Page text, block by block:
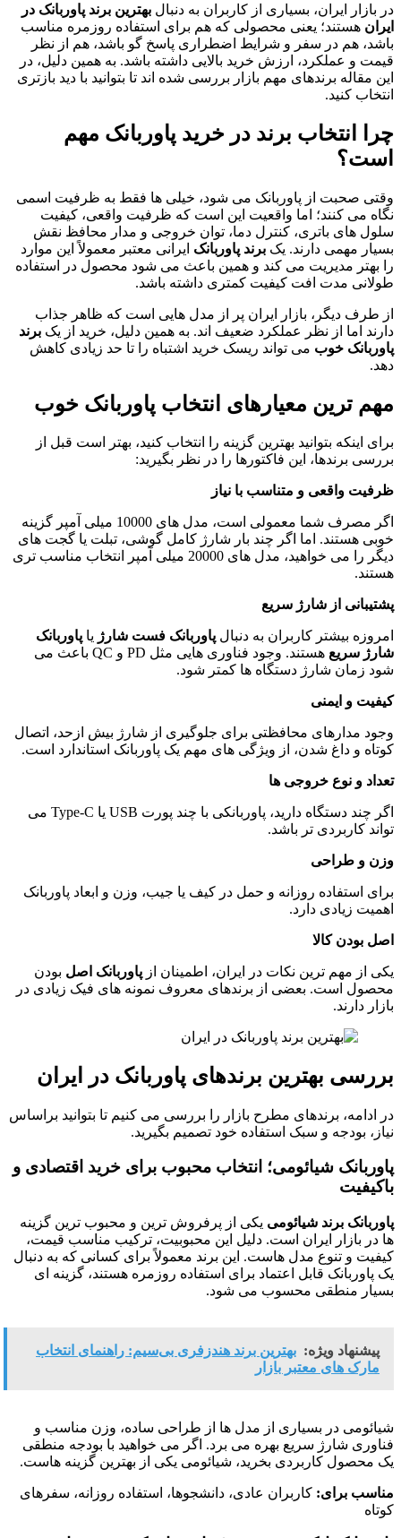
در بازار ایران، بسیاری از کاربران به دنبال بهترین برند پاوربانک در
ایران هستند؛ یعنی محصولی که هم برای استفاده روزمره مناسب
باشد، هم در سفر و شرایط اضطراری پاسخ گو باشد، هم از نظر
قیمت و عملکرد، ارزش خرید بالایی داشته باشد. به همین دلیل، در
این مقاله برندهای مهم بازار بررسی شده اند تا بتوانید با دید بازتری
انتخاب کنید.
چرا انتخاب برند در خرید پاوربانک مهم
است؟
وقتی صحبت از پاوربانک می شود، خیلی ها فقط به ظرفیت اسمی
نگاه می کنند؛ اما واقعیت این است که ظرفیت واقعی، کیفیت
سلول های باتری، کنترل دما، توان خروجی و مدار محافظ نقش
بسیار مهمی دارند. یک برند پاوربانک ایرانی معتبر معمولاً این موارد
را بهتر مدیریت می کند و همین باعث می شود محصول در استفاده
طولانی مدت افت کیفیت کمتری داشته باشد.
از طرف دیگر، بازار ایران پر از مدل هایی است که ظاهر جذاب
دارند اما از نظر عملکرد ضعیف اند. به همین دلیل، خرید از یک برند
پاوربانک خوب می تواند ریسک خرید اشتباه را تا حد زیادی کاهش
دهد.
مهم ترین معیارهای انتخاب پاوربانک خوب
برای اینکه بتوانید بهترین گزینه را انتخاب کنید، بهتر است قبل از
بررسی برندها، این فاکتورها را در نظر بگیرید:
ظرفیت واقعی و متناسب با نیاز
اگر مصرف شما معمولی است، مدل های 10000 میلی آمپر گزینه
خوبی هستند. اما اگر چند بار شارژ کامل گوشی، تبلت یا گجت های
دیگر را می خواهید، مدل های 20000 میلی آمپر انتخاب مناسب تری
هستند.
پشتیبانی از شارژ سریع
امروزه بیشتر کاربران به دنبال پاوربانک فست شارژ یا پاوربانک
شارژ سریع
هستند. وجود فناوری هایی مثل PD و QC باعث می
شود زمان شارژ دستگاه ها کمتر شود.
کیفیت و ایمنی
وجود مدارهای محافظتی برای جلوگیری از شارژ بیش ازحد، اتصال
کوتاه و داغ شدن، از ویژگی های مهم یک پاوربانک استاندارد است.
تعداد و نوع خروجی ها
اگر چند دستگاه دارید، پاوربانکی با چند پورت USB یا Type-C می
تواند کاربردی تر باشد.
وزن و طراحی
برای استفاده روزانه و حمل در کیف یا جیب، وزن و ابعاد پاوربانک
اهمیت زیادی دارد.
اصل بودن کالا
یکی از مهم ترین نکات در ایران، اطمینان از پاوربانک اصل بودن
محصول است. بعضی از برندهای معروف نمونه های فیک زیادی در
بازار دارند.
بررسی بهترین برندهای پاوربانک در ایران
در ادامه، برندهای مطرح بازار را بررسی می کنیم تا بتوانید براساس
نیاز، بودجه و سبک استفاده خود تصمیم بگیرید.
پاوربانک شیائومی؛ انتخاب محبوب برای خرید اقتصادی و
باکیفیت
پاوربانک برند شیائومی یکی از پرفروش ترین و محبوب ترین گزینه
ها در بازار ایران است. دلیل این محبوبیت، ترکیب مناسب قیمت،
کیفیت و تنوع مدل هاست. این برند معمولاً برای کسانی که به دنبال
یک پاوربانک قابل اعتماد برای استفاده روزمره هستند، گزینه ای
بسیار منطقی محسوب می شود.
پیشنهاد ویژه: بهترین برند هندزفری بی‌سیم: راهنمای انتخاب
مارک های معتبر بازار
شیائومی در بسیاری از مدل ها از طراحی ساده، وزن مناسب و
فناوری شارژ سریع بهره می برد. اگر می خواهید با بودجه منطقی
یک محصول کاربردی بخرید، شیائومی یکی از بهترین گزینه هاست.
مناسب برای: کاربران عادی، دانشجوها، استفاده روزانه، سفرهای
کوتاه